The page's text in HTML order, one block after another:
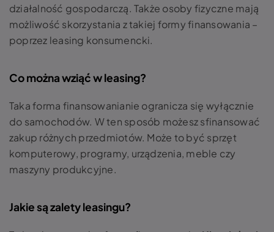
działalność gospodarczą. Także osoby fizyczne mają
możliwość skorzystania z takiej formy finansowania –
poprzez leasing konsumencki.
Co można wziąć w leasing?
Taka forma finansowanianie ogranicza się wyłącznie
do samochodów. W ten sposób możesz sfinansować
zakup różnych przedmiotów. Może to być sprzęt
komputerowy, programy, urządzenia, meble czy
maszyny produkcyjne.
Jakie są zalety leasingu?